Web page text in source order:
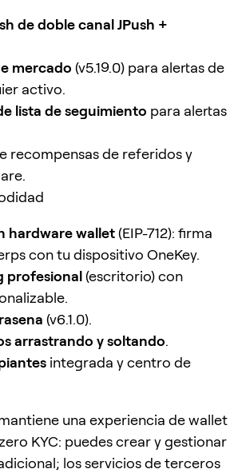
de doble canal JPush +
mercado (v5.19.0) para alertas de
activo.
lista de seguimiento para alertas
recompensas de referidos y
hardware wallet(EIP-712): firma
con tu dispositivo OneKey.
profesional(escritorio) con
(v6.1.0).
arrastrando y soltando.
integrada y centro de
una experiencia de wallet
KYC: puedes crear y gestionar
los servicios de terceros